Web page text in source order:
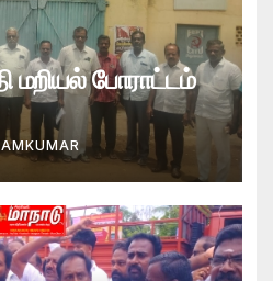
மறியல் போராட்டம்